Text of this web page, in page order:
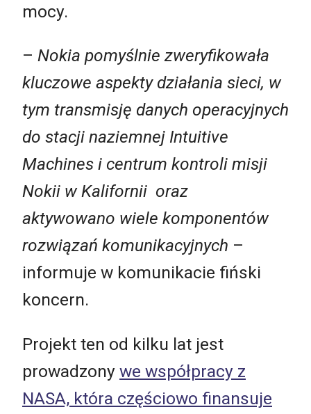
mocy.
– Nokia pomyślnie zweryfikowała
kluczowe aspekty działania sieci, w
tym transmisję danych operacyjnych
do stacji naziemnej Intuitive
Machines i centrum kontroli misji
Nokii w Kalifornii oraz
aktywowano wiele komponentów
rozwiązań komunikacyjnych –
informuje w komunikacie fiński
koncern.
Projekt ten od kilku lat jest
prowadzony we współpracy z
NASA, która częściowo finansuje